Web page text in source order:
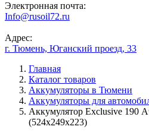
Электронная почта:
Info@rusoil72.ru
Адрес:
г. Тюмень, Юганский проезд, 33
Главная
Каталог товаров
Аккумуляторы в Тюмени
Аккумуляторы для
Аккумулятор Exclusive 190
(524x249x223)